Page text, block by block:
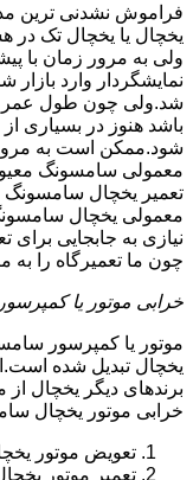
فراموش نشدنی ترین
یخچال یا یخچال تک در
ولی به مرور زمان با
نمایشگردار وارد
شد.ولی چون طول عمر
باشد هنوز در بسیاری
شود.ممکن است به
معمولی سامسونگ معیوب
تعمیر یخچال سامسونگ
معمولی یخچال
نیازی به جابجایی
چون ما تعمیرگاه را
خرابی موتور یا
موتور یا کمپرسور
یخچال تبدیل شده
برندهای دیگر یخچال
خرابی موتور یخچال
تعویض موتور
تعمیر موتور